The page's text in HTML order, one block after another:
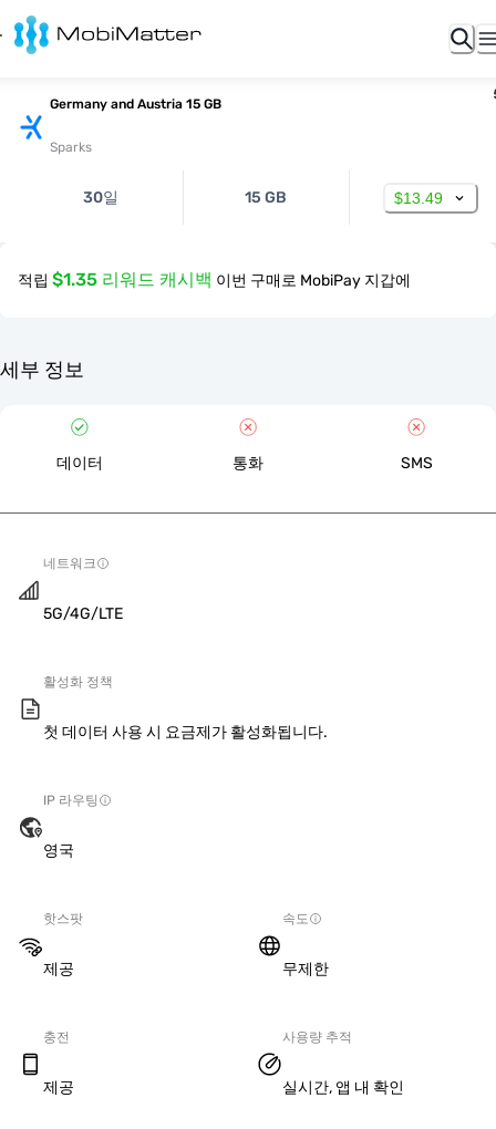
Germany and Austria 15 GB
Sparks
30일 15 GB $13.49
적립 $1.35 리워드 캐시백 이번 구매로 MobiPay 지갑에
세부 정보
데이터 통화 SMS
네트워크
5G/4G/LTE
활성화 정책
첫 데이터 사용 시 요금제가 활성화됩니다.
IP 라우팅
영국
핫스팟
제공
속도
무제한
충전
제공
사용량 추적
실시간, 앱 내 확인